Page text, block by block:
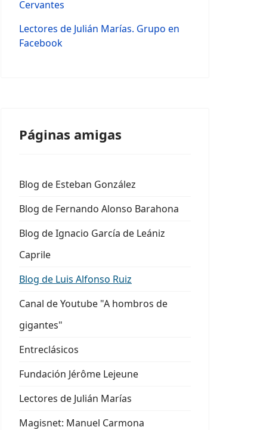
Cervantes
Lectores de Julián Marías. Grupo en
Facebook
Páginas amigas
Blog de Esteban González
Blog de Fernando Alonso Barahona
Blog de Ignacio García de Leániz
Caprile
Blog de Luis Alfonso Ruiz
Canal de Youtube "A hombros de
gigantes"
Entreclásicos
Fundación Jérôme Lejeune
Lectores de Julián Marías
Magisnet: Manuel Carmona